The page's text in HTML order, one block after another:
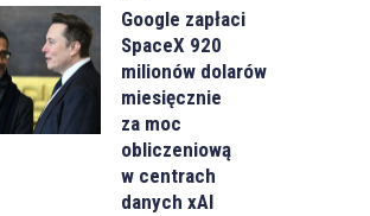
Google zapłaci
SpaceX 920
milionów dolarów
miesięcznie
za moc
obliczeniową
w centrach
danych xAI